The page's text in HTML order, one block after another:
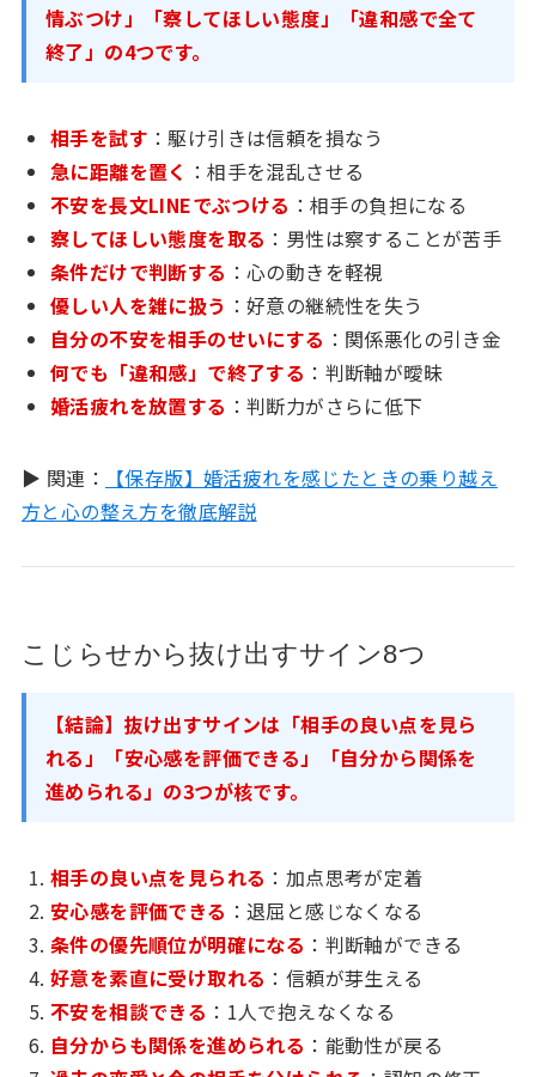
情ぶつけ」「察してほしい態度」「違和感で全て
終了」の4つです。
相手を試す ：駆け引きは信頼を損なう
急に距離を置く ：相手を混乱させる
不安を長文LINEでぶつける ：相手の負担になる
察してほしい態度を取る ：男性は察することが苦手
条件だけで判断する ：心の動きを軽視
優しい人を雑に扱う ：好意の継続性を失う
自分の不安を相手のせいにする ：関係悪化の引き金
何でも「違和感」で終了する ：判断軸が曖昧
婚活疲れを放置する ：判断力がさらに低下
▶ 関連：
【保存版】婚活疲れを感じたときの乗り越え
方と心の整え方を徹底解説
こじらせから抜け出すサイン8つ
【結論】抜け出すサインは「相手の良い点を見ら
れる」「安心感を評価できる」「自分から関係を
進められる」の3つが核です。
相手の良い点を見られる ：加点思考が定着
安心感を評価できる ：退屈と感じなくなる
条件の優先順位が明確になる ：判断軸ができる
好意を素直に受け取れる ：信頼が芽生える
不安を相談できる ：1人で抱えなくなる
自分からも関係を進められる ：能動性が戻る